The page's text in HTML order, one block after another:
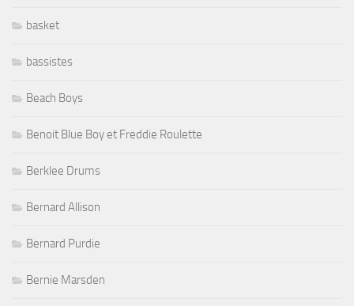
basket
bassistes
Beach Boys
Benoit Blue Boy et Freddie Roulette
Berklee Drums
Bernard Allison
Bernard Purdie
Bernie Marsden